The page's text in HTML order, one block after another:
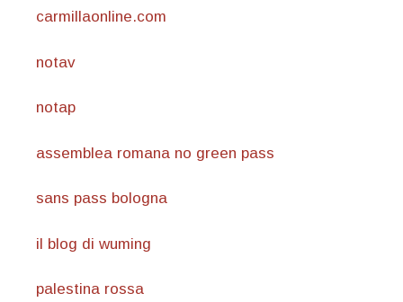
carmillaonline.com
notav
notap
assemblea romana no green pass
sans pass bologna
il blog di wuming
palestina rossa